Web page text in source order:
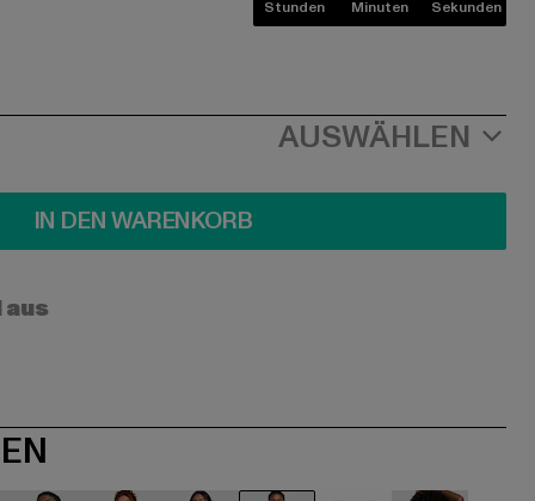
Stunden Minuten Sekunden
AUSWÄHLEN
IN DEN WARENKORB